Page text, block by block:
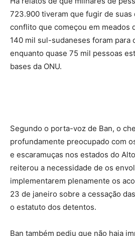
723.900 tiveram que fugir de suas
conflito que começou em meados
140 mil sul-sudaneses foram para
enquanto quase 75 mil pessoas
bases da ONU.
Segundo o porta-voz de Ban, o
profundamente preocupado com
e escaramuças nos estados do
reiterou a necessidade de os
implementarem plenamente os
23 de janeiro sobre a cessação
o estatuto dos detentos.
Ban também pediu que não haja